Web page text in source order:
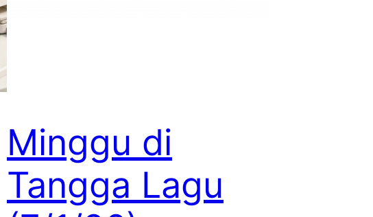
Minggu di
Tangga Lagu